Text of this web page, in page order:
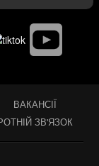
ВАКАНСІЇ
ЗВ'ЯЗОК